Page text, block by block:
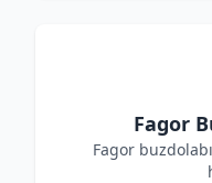
Fagor
Fagor